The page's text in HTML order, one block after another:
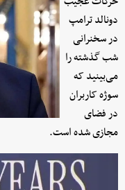
دونالد ترامپ
در سخنرانی
شب گذشته را
می‌بینید که
سوژه کاربران
در فضای
مجازی شده است.